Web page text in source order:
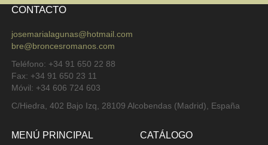
CONTACTO
josemarialagunas@hotmail.com
bre@broncesromanos.com
Teléfono: +34 91 650 22 88
Fax: +34 91 650 23 11
Móvil: +34 606 724 603
C/Hiedra, 402 Bajo Izq, 28109 Alcobendas (Madrid), España
MENÚ PRINCIPAL CATÁLOGO